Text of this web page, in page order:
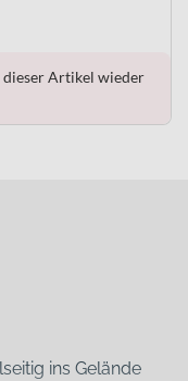
Artikel wieder
ins Gelände